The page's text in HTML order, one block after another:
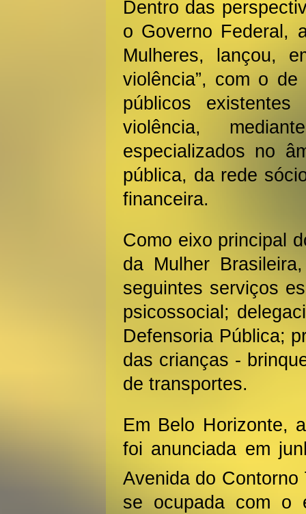
Dentro das
o Governo Federal,
Mulheres, lançou,
violência”, com o
públicos
violência,
especializados no
pública, da rede
financeira.
Como eixo principal
da Mulher
seguintes serviços
psicossocial;
Defensoria Pública;
das crianças -
de transportes.
Em Belo Horizonte,
foi anunciada em
Avenida do Contorno
se ocupada com o